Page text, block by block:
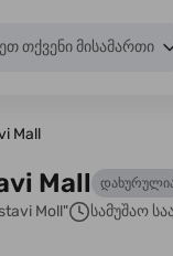
თქვენი მისამართი
Mall
Mall
Moll" სამუშაო